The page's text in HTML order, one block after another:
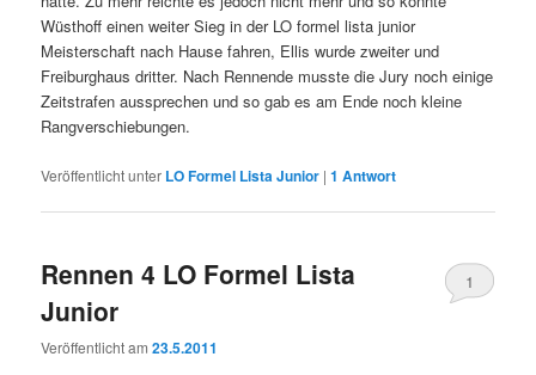
Wüsthoff einen weiter Sieg in der LO formel lista junior
Meisterschaft nach Hause fahren, Ellis wurde zweiter und
Freiburghaus dritter. Nach Rennende musste die Jury noch einige
Zeitstrafen aussprechen und so gab es am Ende noch kleine
Rangverschiebungen.
Veröffentlicht unter LO Formel Lista Junior |1 Antwort
Rennen 4 LO Formel Lista
Junior
Veröffentlicht am23.5.2011
1